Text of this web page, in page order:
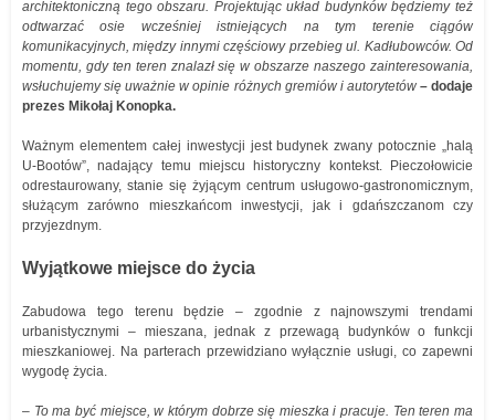
architektoniczną tego obszaru. Projektując układ budynków będziemy też
odtwarzać osie wcześniej istniejących na tym terenie ciągów
komunikacyjnych, między innymi częściowy przebieg ul. Kadłubowców. Od
momentu, gdy ten teren znalazł się w obszarze naszego zainteresowania,
wsłuchujemy się uważnie w opinie różnych gremiów i autorytetów –dodaje
prezes Mikołaj Konopka.
Ważnym elementem całej inwestycji jest budynek zwany potocznie „halą
U-Bootów”, nadający temu miejscu historyczny kontekst. Pieczołowicie
odrestaurowany, stanie się żyjącym centrum usługowo-gastronomicznym,
służącym zarówno mieszkańcom inwestycji, jak i gdańszczanom czy
przyjezdnym.
Wyjątkowe miejsce do życia
Zabudowa tego terenu będzie – zgodnie z najnowszymi trendami
urbanistycznymi – mieszana, jednak z przewagą budynków o funkcji
mieszkaniowej. Na parterach przewidziano wyłącznie usługi, co zapewni
wygodę życia.
– To ma być miejsce, w którym dobrze się mieszka i pracuje. Ten teren ma